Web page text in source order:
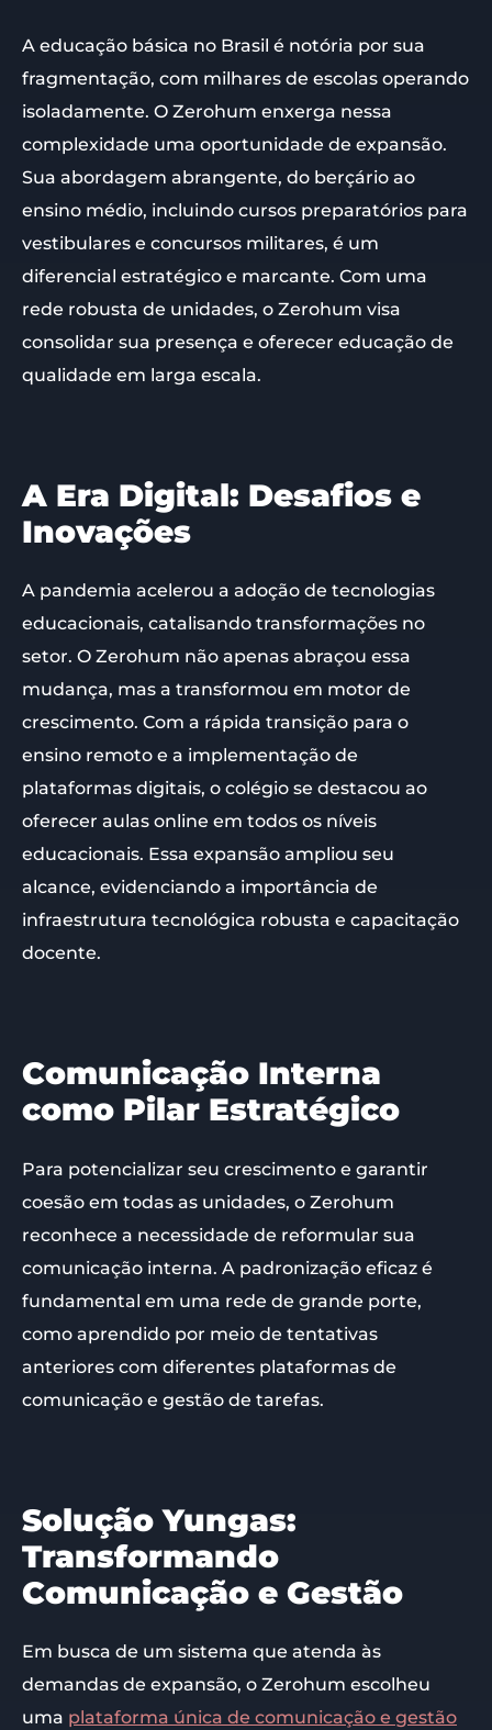
A educação básica no Brasil é notória por sua
fragmentação, com milhares de escolas operando
isoladamente. O Zerohum enxerga nessa
complexidade uma oportunidade de expansão.
Sua abordagem abrangente, do berçário ao
ensino médio, incluindo cursos preparatórios para
vestibulares e concursos militares, é um
diferencial estratégico e marcante. Com uma
rede robusta de unidades, o Zerohum visa
consolidar sua presença e oferecer educação de
qualidade em larga escala.
A Era Digital: Desafios e
Inovações
A pandemia acelerou a adoção de tecnologias
educacionais, catalisando transformações no
setor. O Zerohum não apenas abraçou essa
mudança, mas a transformou em motor de
crescimento. Com a rápida transição para o
ensino remoto e a implementação de
plataformas digitais, o colégio se destacou ao
oferecer aulas online em todos os níveis
educacionais. Essa expansão ampliou seu
alcance, evidenciando a importância de
infraestrutura tecnológica robusta e capacitação
docente.
Comunicação Interna
como Pilar Estratégico
Para potencializar seu crescimento e garantir
coesão em todas as unidades, o Zerohum
reconhece a necessidade de reformular sua
comunicação interna. A padronização eficaz é
fundamental em uma rede de grande porte,
como aprendido por meio de tentativas
anteriores com diferentes plataformas de
comunicação e gestão de tarefas.
Solução Yungas:
Transformando
Comunicação e Gestão
Em busca de um sistema que atenda às
demandas de expansão, o Zerohum escolheu
uma plataforma única de comunicação e gestão